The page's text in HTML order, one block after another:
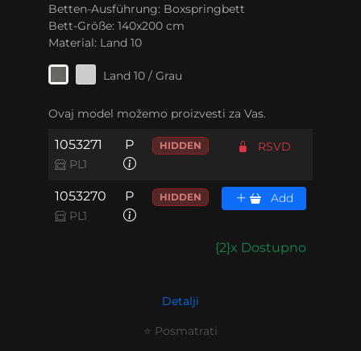
Betten-Ausführung: Boxspringbett
Bett-Größe: 140x200 cm
Material: Land 10
Land 10 / Grau
Ovaj model možemo proizvesti za Vas.
1053271
PL1
P HIDDEN RSVD
1053270
PL1
P HIDDEN Add
{2}x Dostupno
Detalji
⭐ Posmatrati